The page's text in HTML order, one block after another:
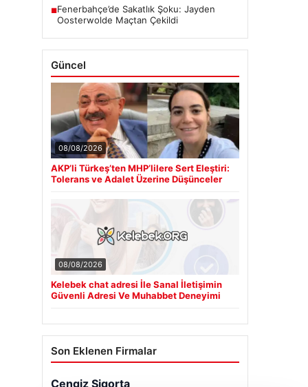
■Fenerbahçe’de Sakatlık Şoku: Jayden
Oosterwolde Maçtan Çekildi
Güncel
08/08/2026
AKP’li Türkeş’ten MHP’lilere Sert Eleştiri:
Tolerans ve Adalet Üzerine Düşünceler
08/08/2026
Kelebek chat adresi İle Sanal İletişimin
Güvenli Adresi Ve Muhabbet Deneyimi
Son Eklenen Firmalar
Cengiz Sigorta